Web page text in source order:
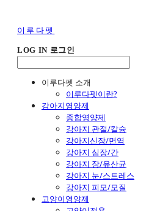
이루다펫
LOG IN 로그인
이루다펫 소개
이루다펫이란?
강아지영양제
종합영양제
강아지 관절/칼슘
강아지신장/면역
강아지 심장/간
강아지 장/유산균
강아지 눈/스트레스
강아지 피모/모질
고양이영양제